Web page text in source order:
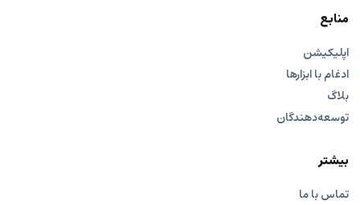
منابع
اپلیکیشن
ادغام با ابزارها
بلاگ
توسعه‌دهندگان
بیشتر
تماس با ما